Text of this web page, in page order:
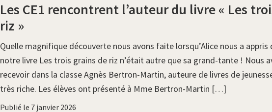
Les CE1 rencontrent l’auteur du livre « Les
riz »
Quelle magnifique découverte nous avons faite lorsqu’Alice nous a appris
notre livre Les trois grains de riz n’était autre que sa grand-tante ! Nous
recevoir dans la classe Agnès Bertron-Martin, auteure de livres de
très riche. Les élèves ont présenté à Mme Bertron-Martin […]
Publié le 7 janvier 2026